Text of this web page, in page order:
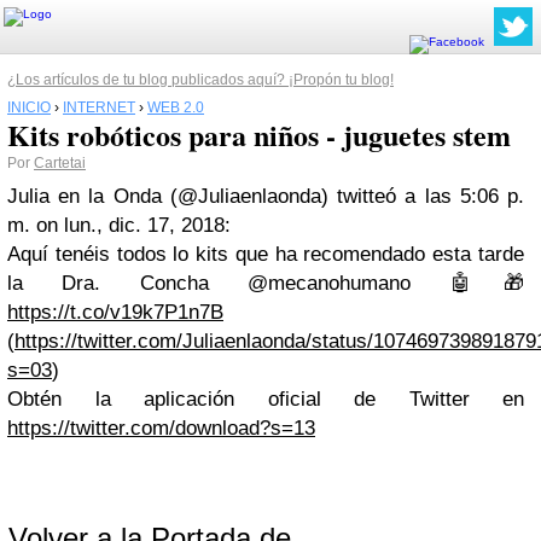
¿Los artículos de tu blog publicados aquí? ¡Propón tu blog!
INICIO › INTERNET › WEB 2.0
Kits robóticos para niños - juguetes stem
Por Cartetai
Julia en la Onda (@Juliaenlaonda) twitteó a las 5:06 p.
m. on lun., dic. 17, 2018:
Aquí tenéis todos lo kits que ha recomendado esta tarde
la Dra. Concha @mecanohumano 🤖🎁
https://t.co/v19k7P1n7B
(https://twitter.com/Juliaenlaonda/status/
s=03)
Obtén la aplicación oficial de Twitter en
https://twitter.com/download?s=13